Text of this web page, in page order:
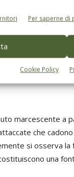
Per saperne di
Cookie Policy
la raccolta
due specie
.
marcescente a
che
si osserva la
una